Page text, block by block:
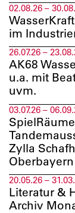
02.08.26 –
im
26.07.26 –
AK68
u.a. mit
uvm.
03.07.26 –
Zylla
Oberbayern
20.05.26 –
Literatur &
Archiv